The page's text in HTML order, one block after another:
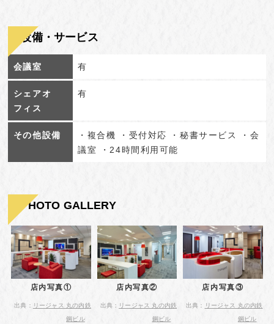
設備・サービス
会議室 有
シェアオ
フィス
有
その他設備
・複合機 ・受付対応 ・秘書サービス ・会
議室 ・24時間利用可能
PHOTO GALLERY
店内写真①
出典： リージャス 丸の内鉄
鋼ビル
店内写真②
出典： リージャス 丸の内鉄
鋼ビル
店内写真③
出典：
リージャス 丸の内鉄
鋼ビル